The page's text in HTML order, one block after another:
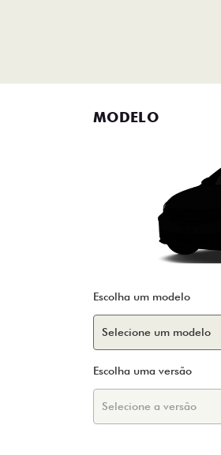
MODELO
Escolha um modelo
Escolha uma versão